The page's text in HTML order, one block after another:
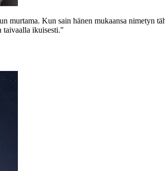
murtama. Kun sain hänen mukaansa nimetyn
taivaalla ikuisesti."